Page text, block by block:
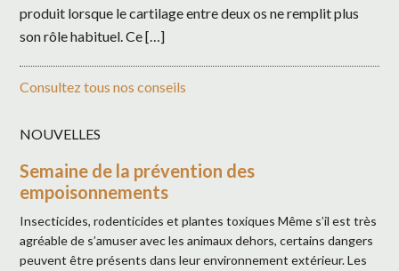
produit lorsque le cartilage entre deux os ne remplit plus
son rôle habituel. Ce […]
Consultez tous nos conseils
NOUVELLES
Semaine de la prévention des
empoisonnements
Insecticides, rodenticides et plantes toxiques Même s’il est très
agréable de s’amuser avec les animaux dehors, certains dangers
peuvent être présents dans leur environnement extérieur. Les